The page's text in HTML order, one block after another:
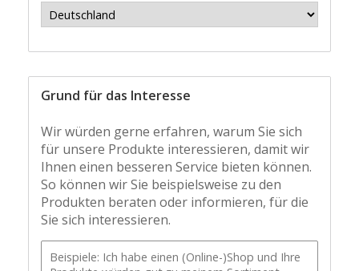
Grund für das Interesse
Wir würden gerne erfahren, warum Sie sich
für unsere Produkte interessieren, damit wir
Ihnen einen besseren Service bieten können.
So können wir Sie beispielsweise zu den
Produkten beraten oder informieren, für die
Sie sich interessieren.